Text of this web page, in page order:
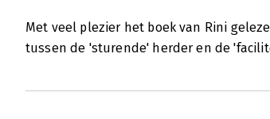
Met veel plezier het boek van Rini
tussen de 'sturende' herder en de